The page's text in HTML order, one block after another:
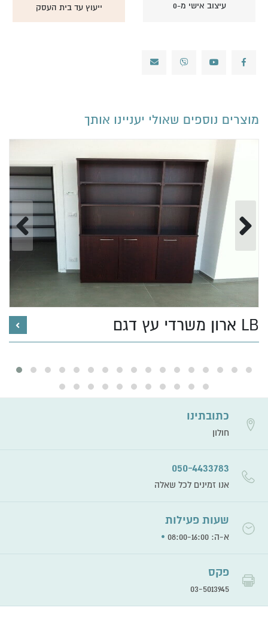
ייעוץ עד בית העסק עיצוב אישי מ-0
מוצרים נוספים שאולי יעניינו אותך
ארון משרדי עץ דגם LB
כתובתינו
חולון
050-4433783
אנו זמינים לכל שאלה
שעות פעילות
א-ה: 08:00-16:00 •
פקס
03-5013945